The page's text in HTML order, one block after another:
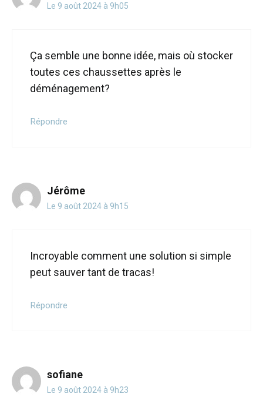
Le 9 août 2024 à 9h05
Ça semble une bonne idée, mais où stocker
toutes ces chaussettes après le
déménagement?
Répondre
Jérôme
Le 9 août 2024 à 9h15
Incroyable comment une solution si simple
peut sauver tant de tracas!
Répondre
sofiane
Le 9 août 2024 à 9h23